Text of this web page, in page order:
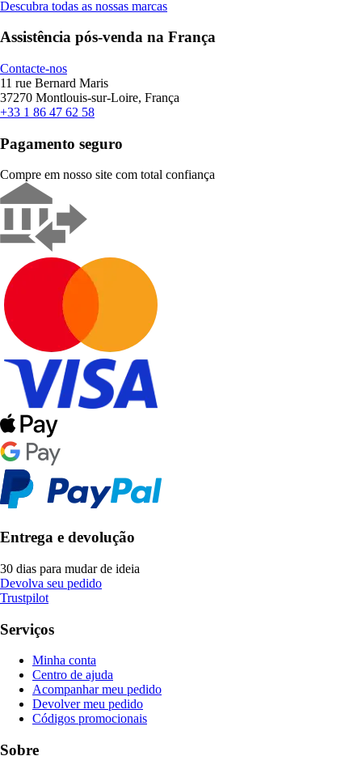
Descubra todas as nossas marcas
Assistência pós-venda na França
Contacte-nos
11 rue Bernard Maris
37270 Montlouis-sur-Loire, França
+33 1 86 47 62 58
Pagamento seguro
Compre em nosso site com total confiança
Entrega e devolução
30 dias para mudar de ideia
Devolva seu pedido
Trustpilot
Serviços
Minha conta
Centro de ajuda
Acompanhar meu pedido
Devolver meu pedido
Códigos promocionais
Sobre